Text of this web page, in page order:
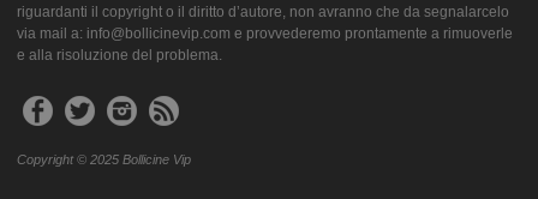
riguardanti il copyright o il diritto d’autore, non avranno che da segnalarcelo
via mail a: info@bollicinevip.com e provvederemo prontamente a rimuoverle
e alla risoluzione del problema.
Copyright © 2025 Bollicine Vip